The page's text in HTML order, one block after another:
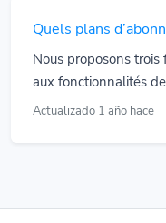
Quels plans
Nous proposons trois
aux fonctionnalités
Actualizado 1 año hace